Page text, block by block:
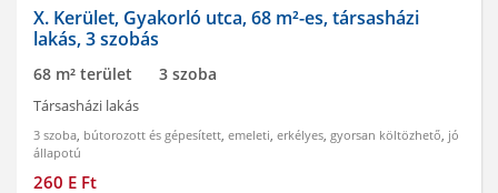
X. Kerület, Gyakorló utca, 68 m²-es, társasházi
lakás, 3 szobás
68 m² terület 3 szoba
Társasházi lakás
3 szoba, bútorozott és gépesített, emeleti, erkélyes, gyorsan költözhető, jó
állapotú
260 E Ft